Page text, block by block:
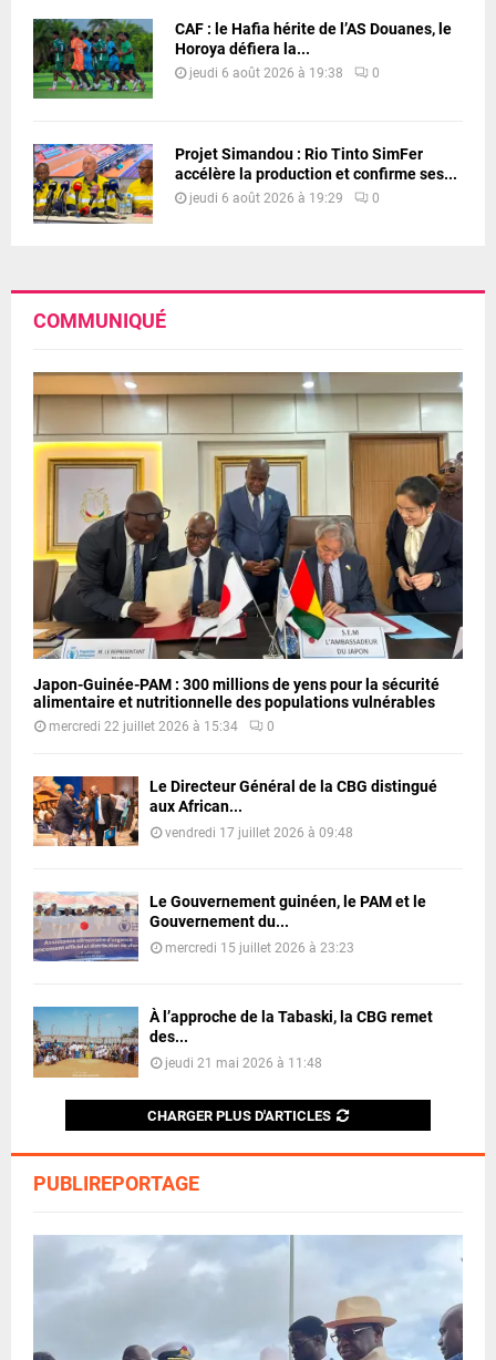
CAF : le Hafia hérite de l’AS Douanes, le
Horoya défiera la...
jeudi 6 août 2026 à 19:38 0
Projet Simandou : Rio Tinto SimFer
accélère la production et confirme ses...
jeudi 6 août 2026 à 19:29 0
COMMUNIQUÉ
Japon-Guinée-PAM : 300 millions de yens pour la sécurité
alimentaire et nutritionnelle des populations vulnérables
mercredi 22 juillet 2026 à 15:34 0
Le Directeur Général de la CBG distingué
aux African...
vendredi 17 juillet 2026 à 09:48
Le Gouvernement guinéen, le PAM et le
Gouvernement du...
mercredi 15 juillet 2026 à 23:23
À l’approche de la Tabaski, la CBG remet
des...
jeudi 21 mai 2026 à 11:48
CHARGER PLUS D'ARTICLES
PUBLIREPORTAGE